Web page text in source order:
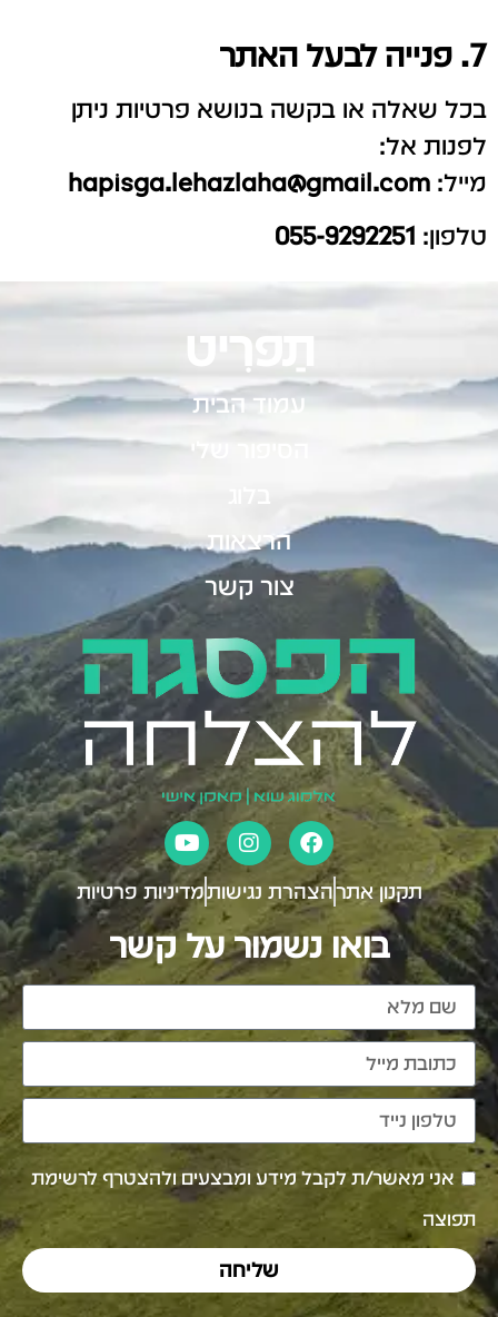
7. פנייה לבעל האתר
בכל שאלה או בקשה בנושא פרטיות ניתן
לפנות אל:
מייל: hapisga.lehazlaha@gmail.com
טלפון: 055-9292251
תַפרִיט
עמוד הבית
הרצאות
צור קשר
תקנון אתרהצהרת נגישותמדיניות פרטיות
בואו נשמור על קשר
אני מאשר/ת לקבל מידע ומבצעים ולהצטרף לרשימת
תפוצה
שליחה